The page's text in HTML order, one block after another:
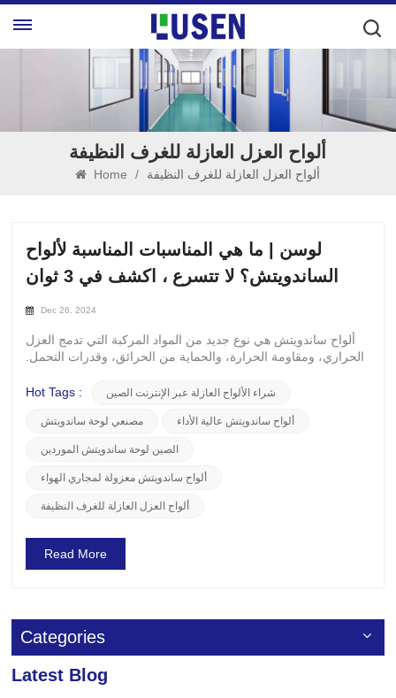
ألواح العزل العازلة للغرف النظيفة
Home / ألواح العزل العازلة للغرف النظيفة
لوسن | ما هي المناسبات المناسبة لألواح
الساندويتش؟ لا تتسرع ، اكشف في 3 ثوان
Dec 26, 2024
ألواح ساندويتش هي نوع جديد من المواد المركبة التي تدمج العزل
الحراري، ومقاومة الحرارة، والحماية من الحرائق، وقدرات التحمل.
أظهرت إمكانات ممتازة في مختلف المجالات: التطبيقات
ومواد...
Hot Tags : شراء الألواح العازلة عبر الإنترنت الصين
مصنعي لوحة ساندويتش ألواح ساندويتش عالية الأداء
الصين لوحة ساندويتش الموردين
ألواح ساندويتش معزولة لمجاري الهواء
ألواح العزل العازلة للغرف النظيفة
Read More
Categories
Latest Blog